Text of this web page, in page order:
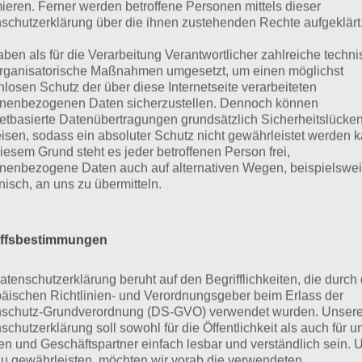
Begriffserklärung
ist die Lösung für das tägliche Bonus Rätsel am
doch welche Bedeutung hat dieses eigentlich und was
das Wort auch zu Volle Fahrt voraus? Zu bestimmten
auch immer eine kurze Begriffserklärung!
wir von Transport, glaube ich, verbinden die
Ferner werden betroffene Personen mittels dieser
über die ihnen zustehenden Rechte aufgeklärt.
als für die Verarbeitung Verantwortlicher zahlreiche
Maßnahmen umgesetzt, um einen möglichst
Schutz der über diese Internetseite verarbeiteten
Daten sicherzustellen. Dennoch können
Datenübertragungen grundsätzlich
sodass ein absoluter Schutz nicht gewährleistet werden
Grund steht es jeder betroffenen Person frei,
Daten auch auf alternativen Wegen,
an uns zu übermitteln.
beruht auf den Begrifflichkeiten, die durch
Richtlinien- und Verordnungsgeber beim Erlass der
Grundverordnung (DS-GVO) verwendet wurden. Unsere
soll sowohl für die Öffentlichkeit als auch für
und Geschäftspartner einfach lesbar und verständlich sein.